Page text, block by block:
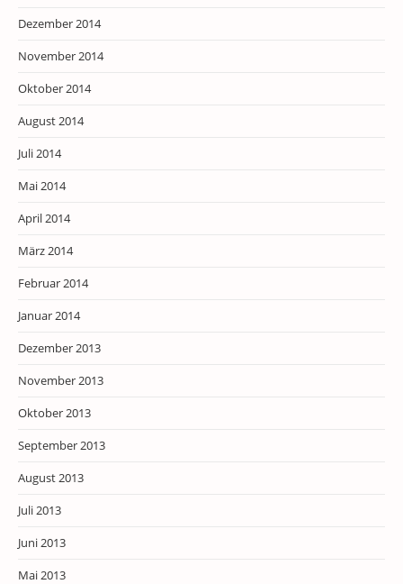
Dezember 2014
November 2014
Oktober 2014
August 2014
Juli 2014
Mai 2014
April 2014
März 2014
Februar 2014
Januar 2014
Dezember 2013
November 2013
Oktober 2013
September 2013
August 2013
Juli 2013
Juni 2013
Mai 2013